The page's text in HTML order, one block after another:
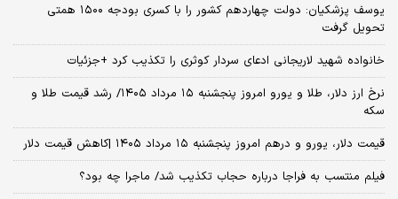
یوسف پزشکیان: دولت چهاردهم کشور را با کسری بودجه ۱۵۰۰ همتی
تحویل گرفت
خانواده شهید لاریجانی ادعای سردار کوثری را تکذیب کرد +جزئیات
نرخ ارز دلار، طلا و یورو امروز پنجشنبه ۱۵ مرداد ۱۴۰۵/ رشد قیمت طلا و
سکه
قیمت دلار، یورو و درهم امروز پنجشنبه ۱۵ مرداد ۱۴۰۵ |کاهش قیمت دلار
فیلم منتسب به فراجا درباره حجاب تکذیب شد/ ماجرا چه بود؟